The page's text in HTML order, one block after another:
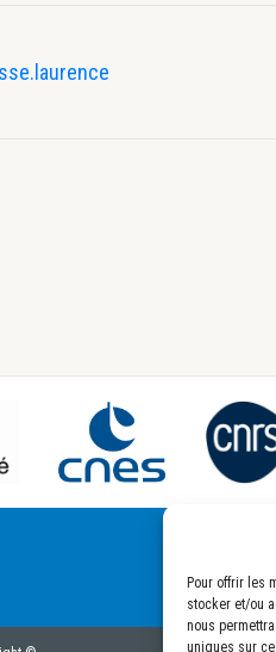
Pour offrir les
stocker et/ou
nous
uniques sur